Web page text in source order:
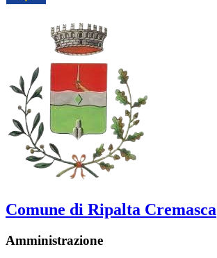
Comune di Ripalta Cremasca
Amministrazione